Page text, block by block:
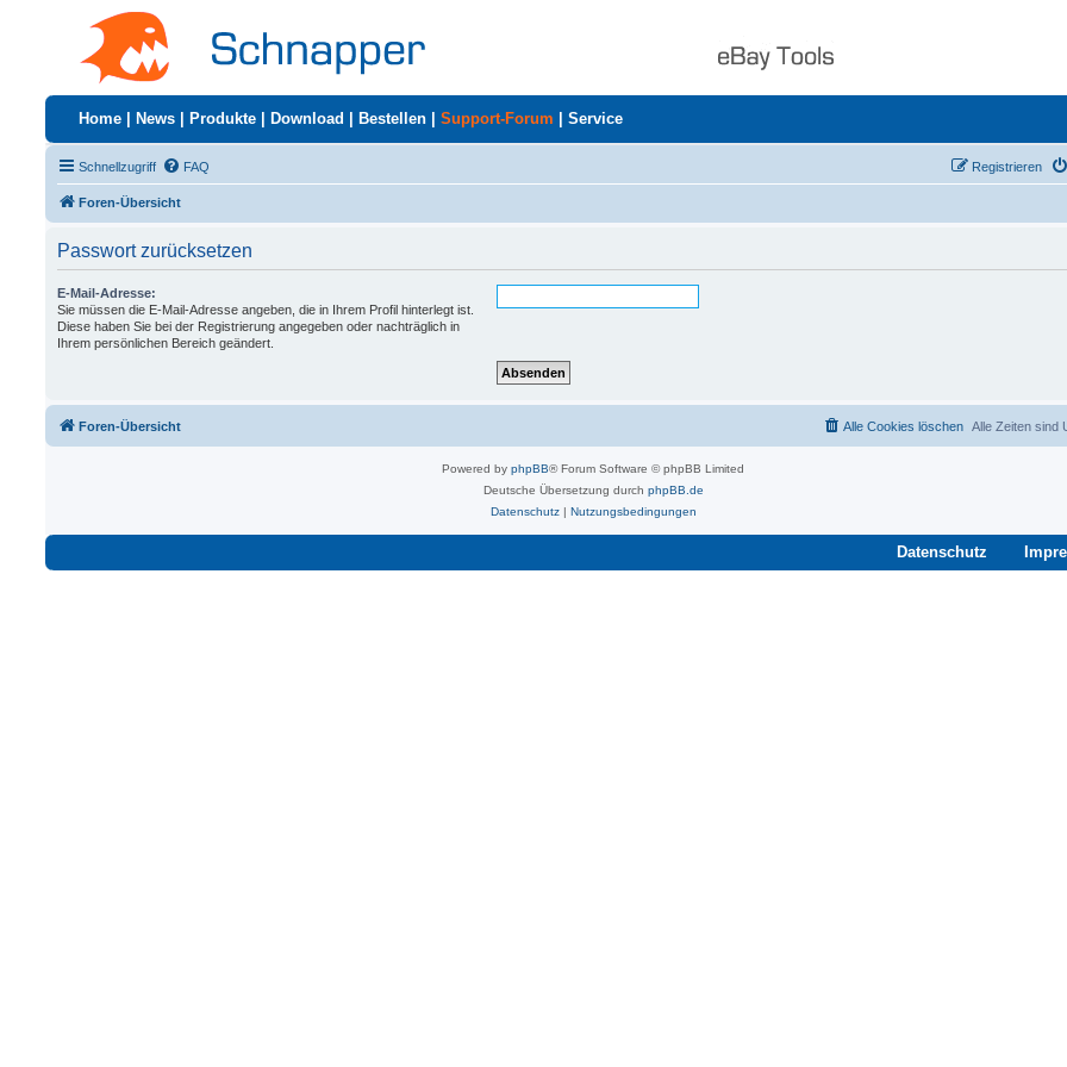
Home News Produkte Download Bestellen Support-Forum Service
Schnellzugriff FAQ Registrieren
Foren-Übersicht
Passwort zurücksetzen
E-Mail-Adresse:
Sie müssen die E-Mail-Adresse angeben, die in Ihrem Profil hinterlegt ist.
Diese haben Sie bei der Registrierung angegeben oder nachträglich in
Ihrem persönlichen Bereich geändert.
Foren-Übersicht Alle Zeiten sind
Alle Cookies löschen
Powered by phpBB® Forum Software © phpBB Limited
Deutsche Übersetzung durch phpBB.de
Datenschutz| Nutzungsbedingungen
Datenschutz